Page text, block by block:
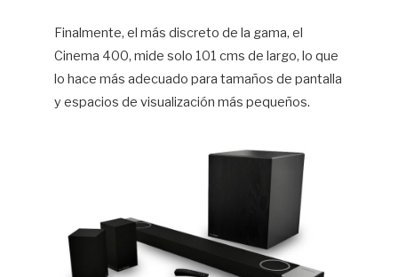
Finalmente, el más discreto de la gama, el
Cinema 400, mide solo 101 cms de largo, lo que
lo hace más adecuado para tamaños de pantalla
y espacios de visualización más pequeños.